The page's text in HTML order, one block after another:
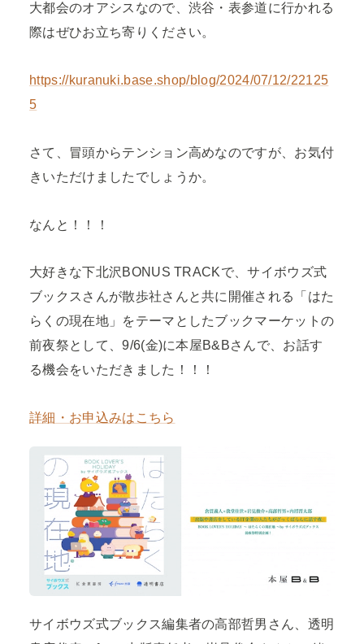
大都会のオアシスなので、渋谷・表参道に行かれる
際はぜひお立ち寄りください。
https://kuranuki.base.shop/blog/2024/07/12/22125
5
さて、冒頭からテンション高めなのですが、お気付
きいただけましたでしょうか。
なんと！！！
大好きな下北沢BONUS TRACKで、サイボウズ式
ブックスさんが散歩社さんと共に開催される「はた
らくの現在地」をテーマとしたブックマーケットの
前夜祭として、9/6(金)に本屋B&Bさんで、お話す
る機会をいただきました！！！
詳細・お申込みはこちら
サイボウズ式ブックス編集者の高部哲男さん、透明